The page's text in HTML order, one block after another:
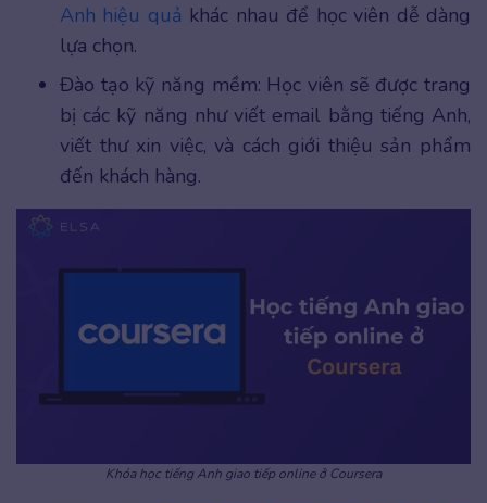
Anh hiệu quả khác nhau để học viên dễ dàng
lựa chọn.
Đào tạo kỹ năng mềm: Học viên sẽ được trang
bị các kỹ năng như viết email bằng tiếng Anh,
viết thư xin việc, và cách giới thiệu sản phẩm
đến khách hàng.
Khóa học tiếng Anh giao tiếp online ở Coursera